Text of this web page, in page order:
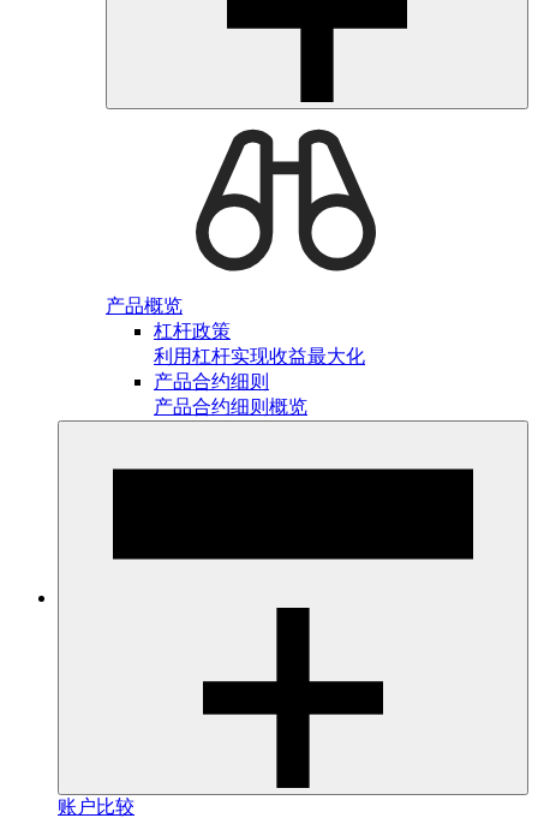
产品概览
杠杆政策
利用杠杆实现收益最大化
产品合约细则
产品合约细则概览
账户比较